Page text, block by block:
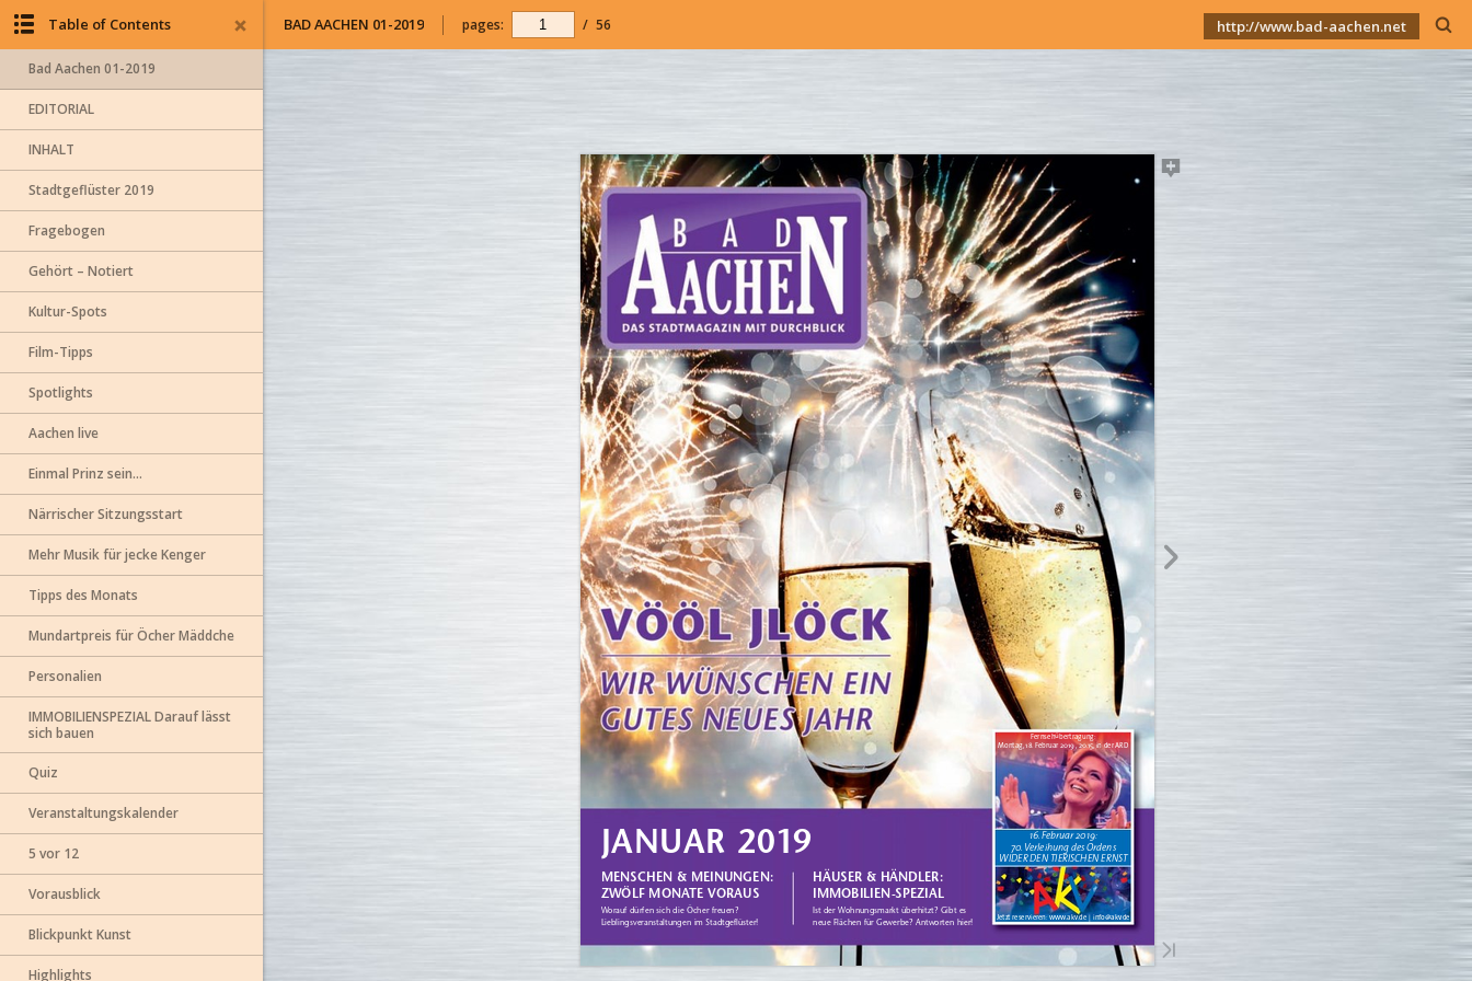
BAD AACHEN 01-2019 pages: / 56 http://www.bad-aachen.net
Table of Contents
Bad Aachen 01-2019
EDITORIAL
INHALT
Stadtgeflüster 2019
Fragebogen
Gehört – Notiert
Kultur-Spots
Film-Tipps
Spotlights
Aachen live
Einmal Prinz sein…
Närrischer Sitzungsstart
Mehr Musik für jecke Kenger
Tipps des Monats
Mundartpreis für Öcher Mäddche
Personalien
IMMOBILIENSPEZIAL Darauf lässt
sich bauen
Quiz
Veranstaltungskalender
5 vor 12
Vorausblick
Blickpunkt Kunst
Highlights